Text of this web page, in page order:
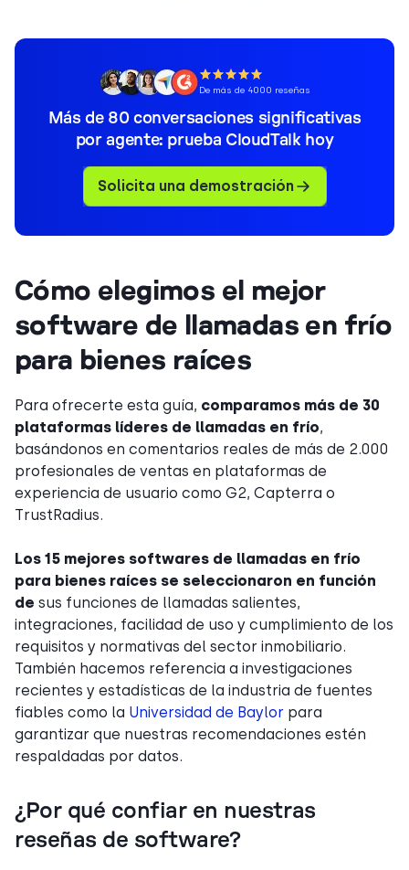
De más de 4000 reseñas
Más de 80 conversaciones significativas
por agente: prueba CloudTalk hoy
Solicita una demostración
Cómo elegimos el mejor
software de llamadas en frío
para bienes raíces
Para ofrecerte esta guía, comparamos más de 30
plataformas líderes de llamadas en frío,
basándonos en comentarios reales de más de 2.000
profesionales de ventas en plataformas de
experiencia de usuario como G2, Capterra o
TrustRadius.
Los 15 mejores softwares de llamadas en frío
para bienes raíces se seleccionaron en función
de sus funciones de llamadas salientes,
integraciones, facilidad de uso y cumplimiento de los
requisitos y normativas del sector inmobiliario.
También hacemos referencia a investigaciones
recientes y estadísticas de la industria de fuentes
fiables como la Universidad de Baylor para
garantizar que nuestras recomendaciones estén
respaldadas por datos.
¿Por qué confiar en nuestras
reseñas de software?